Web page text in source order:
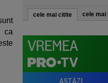
ca
cele mai citite cele mai